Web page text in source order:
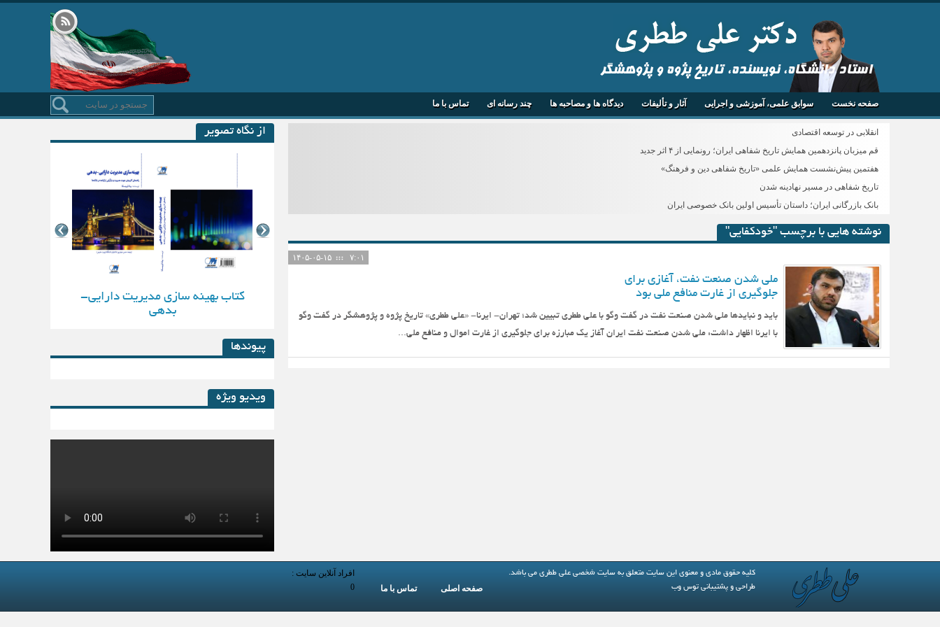
استاد دانشگاه، نویسنده، تاریخ پژوه و پژوهشگر
صفحه نخست سوابق علمی، آموزشی و اجرایی آثار و تألیفات دیدگاه ها و مصاحبه ها چند رسانه ای تماس با ما
انقلابی در توسعه اقتصادی
قم میزبان پانزدهمین همایش تاریخ شفاهی ایران؛ رونمایی از ۴ اثر جدید
هفتمین پیش‌نشست همایش علمی «تاریخ شفاهی دین و فرهنگ»
تاریخ شفاهی در مسیر نهادینه شدن
بانک بازرگانی ایران؛ داستان تأسیس اولین بانک خصوصی ایران
نوشته هایی با برچسب "خودکفایی"
۷:۰۱
ملی شدن صنعت نفت، آغازی برای
جلوگیری از غارت منافع ملی بود
باید و نبایدها ملی شدن صنعت نفت در گفت وگو با علی ططری تبیین شد؛ تهران- ایرنا- «علی ططری» تاریخ پژوه و پژوهشگر در گفت وگو
با ایرنا اظهار داشت: ملی شدن صنعت نفت ایران آغاز یک مبارزه برای جلوگیری از غارت اموال و منافع ملی...
از نگاه تصویر
کتاب بهینه سازی مدیریت دارایی-
بدهی
پیوندها
ویدیو ویژه
کلیه حقوق مادی و معنوی این سایت متعلق به سایت شخصی علی ططری می باشد.
طراحی و پشتیبانی توس وب صفحه اصلی تماس با ما
افراد آنلاین سایت :
0